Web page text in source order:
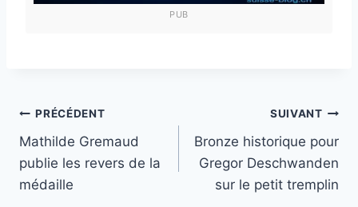
PUB
Navigation
de
l’article
PRÉCÉDENT
Mathilde Gremaud
publie les revers de la
médaille
SUIVANT
Bronze historique pour
Gregor Deschwanden
sur le petit tremplin